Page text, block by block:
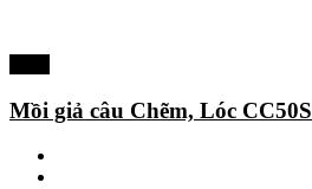
Mồi giả câu Chẽm, Lóc CC50S